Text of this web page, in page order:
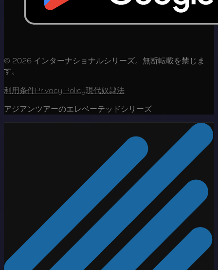
© 2026 インターナショナルシリーズ。無断転載を禁じま
す。
利用条件Privacy Policy現代奴隷法
アジアンツアーのエレベーテッドシリーズ